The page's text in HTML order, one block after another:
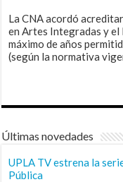
La CNA acordó
en Artes Integradas y el
máximo de años
(según la normativa
Últimas novedades
UPLA TV estrena la
Pública